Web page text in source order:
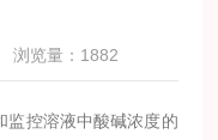
浏览量：1882
控溶液中酸碱浓度的